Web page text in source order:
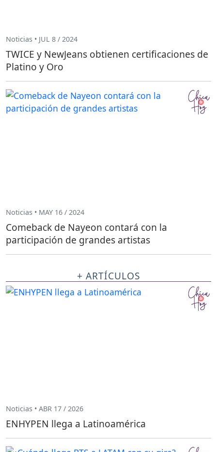
Noticias • JUL 8 / 2024
TWICE y NewJeans obtienen certificaciones de
Platino y Oro
Noticias • MAY 16 / 2024
Comeback de Nayeon contará con la
participación de grandes artistas
+ ARTÍCULOS
Noticias • ABR 17 / 2026
ENHYPEN llega a Latinoamérica